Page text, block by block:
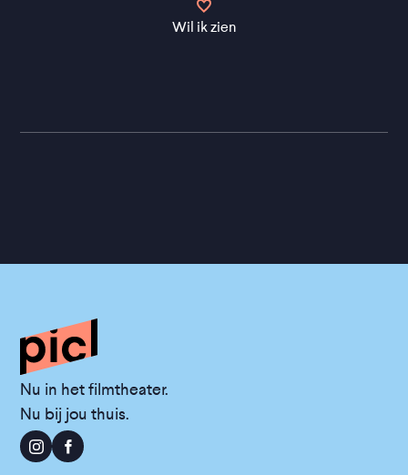
Wil ik zien
Nu in het filmtheater.
Nu bij jou thuis.